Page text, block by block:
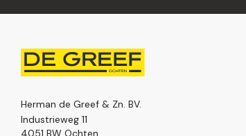
Herman de Greef & Zn. BV.
Industrieweg 11
4051 BW Ochten